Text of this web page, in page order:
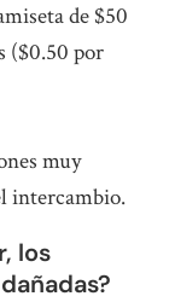
de $50
($0.50 por
muy
intercambio.
los